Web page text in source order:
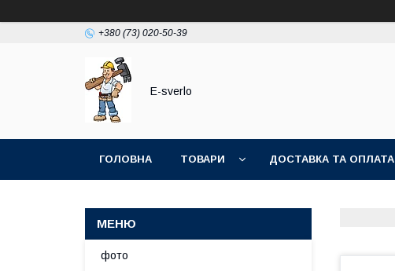
+380 (73) 020-50-39
E-sverlo
ГОЛОВНА ТОВАРИ ДОСТАВКА ТА ОПЛАТА
фото